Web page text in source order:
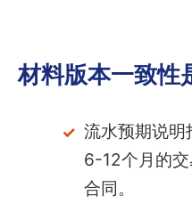
材料版本一致性
流水预期说明
6-12个月的
合同。